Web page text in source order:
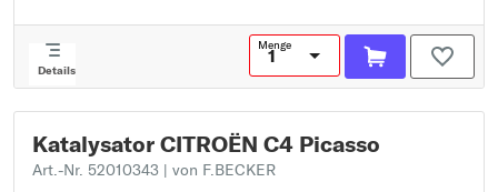
Details
Menge
Katalysator CITROËN C4 Picasso
Art.-Nr. 52010343 | von F.BECKER